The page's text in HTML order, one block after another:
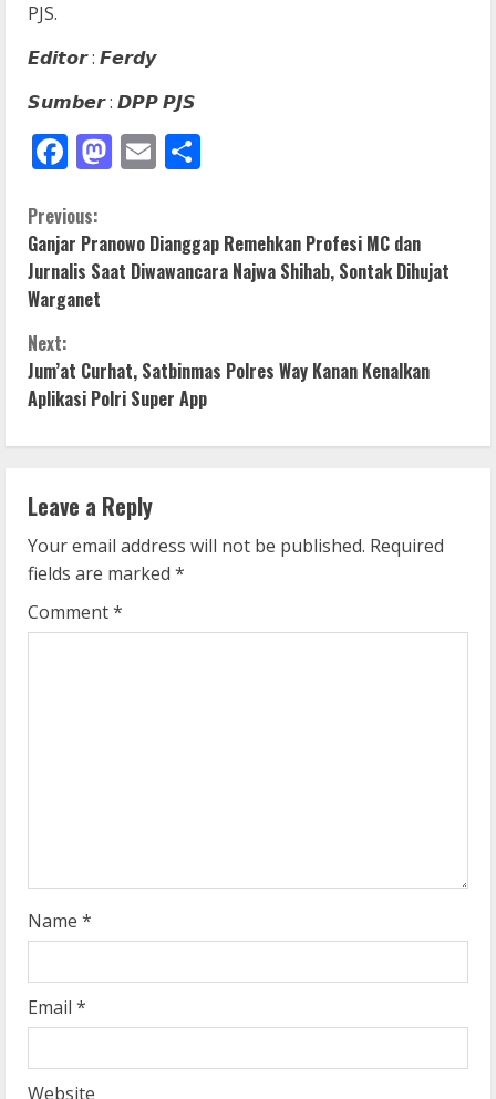
PJS.
𝙀𝙙𝙞𝙩𝙤𝙧 : 𝙁𝙚𝙧𝙙𝙮
𝙎𝙪𝙢𝙗𝙚𝙧 : 𝘿𝙋𝙋 𝙋𝙅𝙎
Facebook
Mastodon
Email
C
o
n
t
i
n
u
e
R
e
g
Previous:
Ganjar Pranowo Dianggap Remehkan Profesi MC dan
Jurnalis Saat Diwawancara Najwa Shihab, Sontak Dihujat
Warganet
Next:
Jum’at Curhat, Satbinmas Polres Way Kanan Kenalkan
Aplikasi Polri Super App
Leave a Reply
Your email address will not be published. Required
fields are marked *
Comment*
Name *
Email *
Website